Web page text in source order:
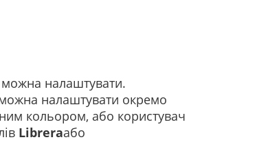
можна налаштувати.
налаштувати окремо
кольором, або користувач
Libreraабо